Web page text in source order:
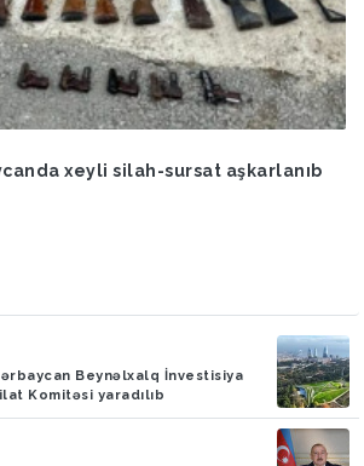
xeyli silah-sursat aşkarlanıb
Beynəlxalq İnvestisiya
Komitəsi yaradılıb